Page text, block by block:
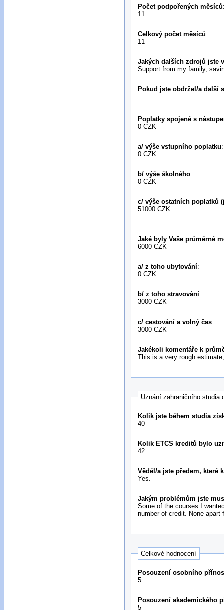
Počet podpořených měsíců
11
Celkový počet měsíců:
11
Jakých dalších zdrojů jste
Support from my family,
Pokud jste obdržel/a další
Poplatky spojené s
0 CZK
a/ výše vstupního poplatku:
0 CZK
b/ výše školného:
0 CZK
c/ výše ostatních poplatků
51000 CZK
Jaké byly Vaše průměrné
6000 CZK
a/ z toho ubytování:
0 CZK
b/ z toho stravování:
3000 CZK
c/ cestování a volný čas:
3000 CZK
Jakékoli komentáře k
This is a very rough
Uznání zahraničního studia
Kolik jste během studia
40
Kolik ETCS kreditů bylo
42
Věděl/a jste předem, které
Yes.
Jakým problémům jste
Some of the courses I
number of credit. None apart
Celkové hodnocení
Posouzení osobního
5
Posouzení akademického
5